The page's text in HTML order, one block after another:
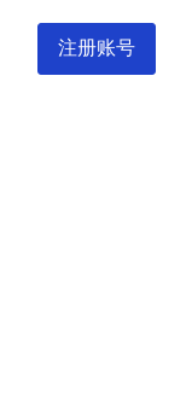
注册账号